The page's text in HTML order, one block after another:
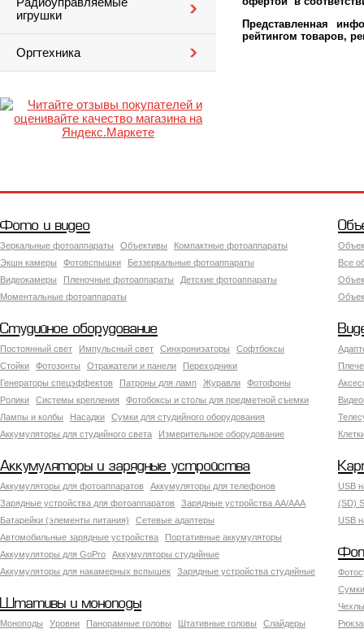
игрушки
Оргтехника
Представленная
рейтингом товаров,
Фото и видео
Зеркальные фотоаппараты Объективы
Компактные фотоаппараты
Экшн камеры
Фотовспышки
Беззеркальные фотоаппараты
Видеокамеры
Пленочные фотоаппараты
Детские фотоаппараты
Моментальные фотоаппараты
Все
Студийное оборудование
Постоянный свет Импульсный свет Синхронизаторы
Софтбоксы
Стойки
Фотозонты Отражатели и панели
Переходники
Генераторы спецэффектов
Патроны для ламп Журавли
Фотофоны
Ролики
Системы крепления
Фотобоксы и столы для предметной съемки
Лампы и колбы
Насадки
Сумки для студийного оборудования
Аккумуляторы для студийного света
Измерительное оборудование
Аккумуляторы и зарядные устройства
Аккумуляторы для фотоаппаратов
Аккумуляторы для телефонов
Зарядные устройства для фотоаппаратов
Зарядные устройства AA/AAA
Батарейки (элементы питания)
Сетевые адаптеры
Автомобильные зарядные устройства
Портативные аккумуляторы
Аккумуляторы для GoPro
Аккумуляторы студийные
Аккумуляторы для накамерных вспышек
Зарядные устройства студийные
USB
(SD)
USB
Штативы и моноподы
Моноподы Уровни Панорамные головы Штативные головы
Слайдеры